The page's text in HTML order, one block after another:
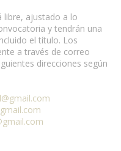
libre, ajustado a lo
y tendrán una
el título. Los
a través de correo
direcciones según